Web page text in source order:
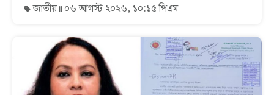
জাতীয় ০৬ আগস্ট ২০২৬, ১০:১৫ পিএম